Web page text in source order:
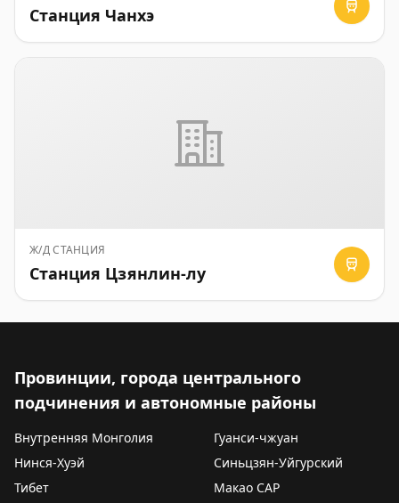
Станция Чанхэ
Ж/Д СТАНЦИЯ
Станция Цзянлин-лу
Провинции, города центрального
подчинения и автономные районы
Внутренняя Монголия
Гуанси-чжуан
Нинся-Хуэй
Синьцзян-Уйгурский
Тибет
Макао САР